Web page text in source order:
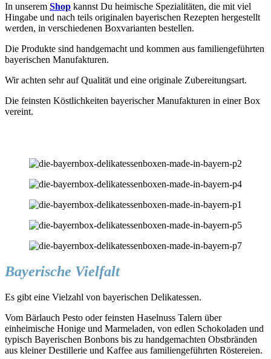
In unserem Shop kannst Du heimische Spezialitäten, die mit viel
Hingabe und nach teils originalen bayerischen Rezepten hergestellt
werden, in verschiedenen Boxvarianten bestellen.
Die Produkte sind handgemacht und kommen aus familiengeführten
bayerischen Manufakturen.
Wir achten sehr auf Qualität und eine originale Zubereitungsart.
Die feinsten Köstlichkeiten bayerischer Manufakturen in einer Box
vereint.
Bayerische Vielfalt
Es gibt eine Vielzahl von bayerischen Delikatessen.
Vom Bärlauch Pesto oder feinsten Haselnuss Talern über
einheimische Honige und Marmeladen, von edlen Schokoladen und
typisch Bayerischen Bonbons bis zu handgemachten Obstbränden
aus kleiner Destillerie und Kaffee aus familiengeführten Röstereien.